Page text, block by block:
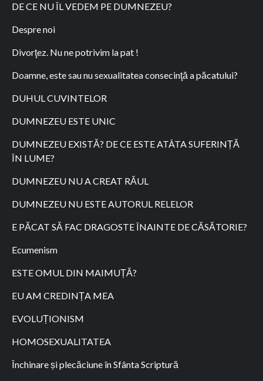
DE CE NU ÎL VEDEM PE DUMNEZEU?
Despre noi
Divorţez. Nu ne potrivim la pat !
Doamne, este sau nu sexualitatea consecinţă a păcatului?
DUHUL CUVINTELOR
DUMNEZEU ESTE UNIC
DUMNEZEU EXISTĂ? DE CE ESTE ATÂTA SUFERINȚĂ
ÎN LUME?
DUMNEZEU NU A CREAT RĂUL
DUMNEZEU NU ESTE AUTORUL RELELOR
E PĂCAT SĂ FAC DRAGOSTE ÎNAINTE DE CĂSĂTORIE?
Ecumenism
ESTE OMUL DIN MAIMUȚĂ?
EU AM CREDINȚA MEA
EVOLUȚIONISM
HOMOSEXUALITATEA
Închinare și plecăciune în Sfânta Scriptură